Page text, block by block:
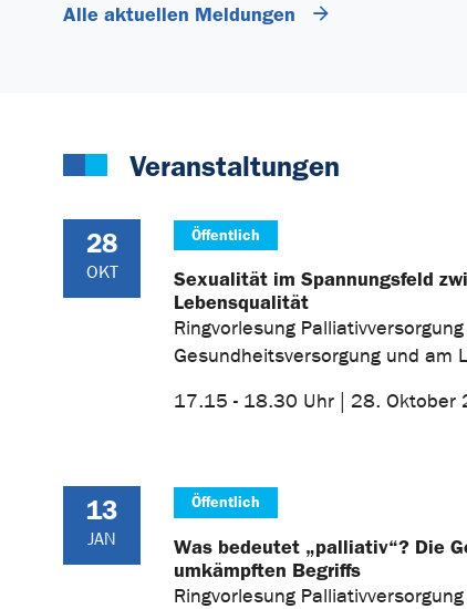
Alle aktuellen Meldungen
Veranstaltungen
28
OKT
Öffentlich
Sexualität im Spannungsfeld
Lebensqualität
Ringvorlesung
Gesundheitsversorgung und am
17.15 - 18.30 Uhr | 28. Oktober
13
JAN
Öffentlich
Was bedeutet „palliativ“? Die
umkämpften Begriffs
Ringvorlesung